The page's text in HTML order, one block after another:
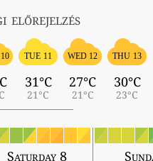
előrejelzés
TUE 11
31°C
21°C
WED 12
27°C
21°C
THU 13
30°C
23°C
Saturday 8